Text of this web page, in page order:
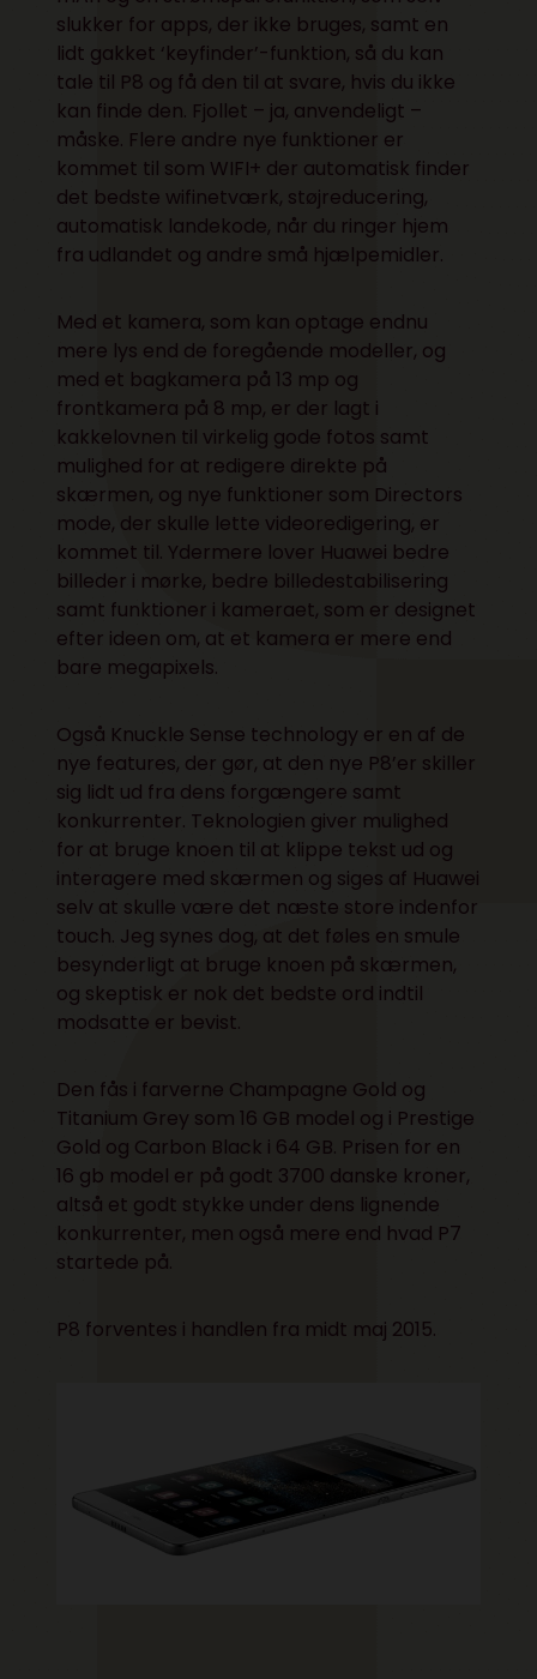
slukker for apps, der ikke bruges, samt en
lidt gakket ‘keyfinder’-funktion, så du kan
tale til P8 og få den til at svare, hvis du ikke
kan finde den. Fjollet – ja, anvendeligt –
måske. Flere andre nye funktioner er
kommet til som WIFI+ der automatisk finder
det bedste wifinetværk, støjreducering,
automatisk landekode, når du ringer hjem
fra udlandet og andre små hjælpemidler.
Med et kamera, som kan optage endnu
mere lys end de foregående modeller, og
med et bagkamera på 13 mp og
frontkamera på 8 mp, er der lagt i
kakkelovnen til virkelig gode fotos samt
mulighed for at redigere direkte på
skærmen, og nye funktioner som Directors
mode, der skulle lette videoredigering, er
kommet til. Ydermere lover Huawei bedre
billeder i mørke, bedre billedestabilisering
samt funktioner i kameraet, som er designet
efter ideen om, at et kamera er mere end
bare megapixels.
Også Knuckle Sense technology er en af de
nye features, der gør, at den nye P8’er skiller
sig lidt ud fra dens forgængere samt
konkurrenter. Teknologien giver mulighed
for at bruge knoen til at klippe tekst ud og
interagere med skærmen og siges af Huawei
selv at skulle være det næste store indenfor
touch. Jeg synes dog, at det føles en smule
besynderligt at bruge knoen på skærmen,
og skeptisk er nok det bedste ord indtil
modsatte er bevist.
Den fås i farverne Champagne Gold og
Titanium Grey som 16 GB model og i Prestige
Gold og Carbon Black i 64 GB. Prisen for en
16 gb model er på godt 3700 danske kroner,
altså et godt stykke under dens lignende
konkurrenter, men også mere end hvad P7
startede på.
P8 forventes i handlen fra midt maj 2015.